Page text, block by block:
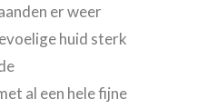
er weer
huid sterk
al een hele fijne